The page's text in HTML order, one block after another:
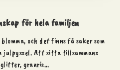
för hela familjen
och det finns få saker som
julpyssel. Att sitta tillsammans
granris…